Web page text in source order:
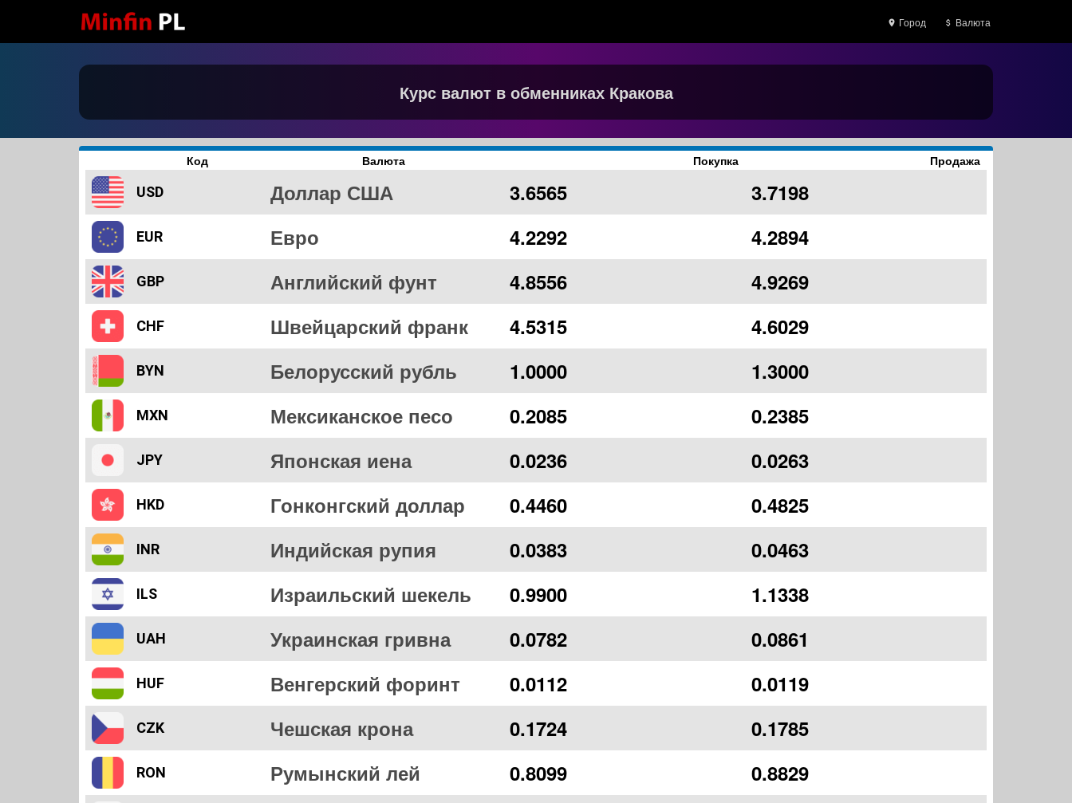
Город Валюта
Курс валют в обменниках Кракова
Код Валюта Покупка Продажа
USD Доллар США 3.6565 3.7198
EUR Евро 4.2292 4.2894
GBP Английский фунт 4.8556 4.9269
CHF Швейцарский франк 4.5315 4.6029
BYN Белорусский рубль 1.0000 1.3000
MXN Мексиканское песо 0.2085 0.2385
JPY Японская иена 0.0236 0.0263
HKD Гонконгский доллар 0.4460 0.4825
INR Индийская рупия 0.0383 0.0463
ILS Израильский шекель 0.9900 1.1338
UAH Украинская гривна 0.0782 0.0861
HUF Венгерский форинт 0.0112 0.0119
CZK Чешская крона 0.1724 0.1785
RON Румынский лей 0.8099 0.8829